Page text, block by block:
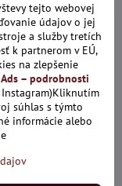
tejto webovej
údajov o jej
a služby tretích
k partnerom v EÚ,
na zlepšenie
– podrobnosti
Instagram)Kliknutím
súhlas s týmto
informácie alebo